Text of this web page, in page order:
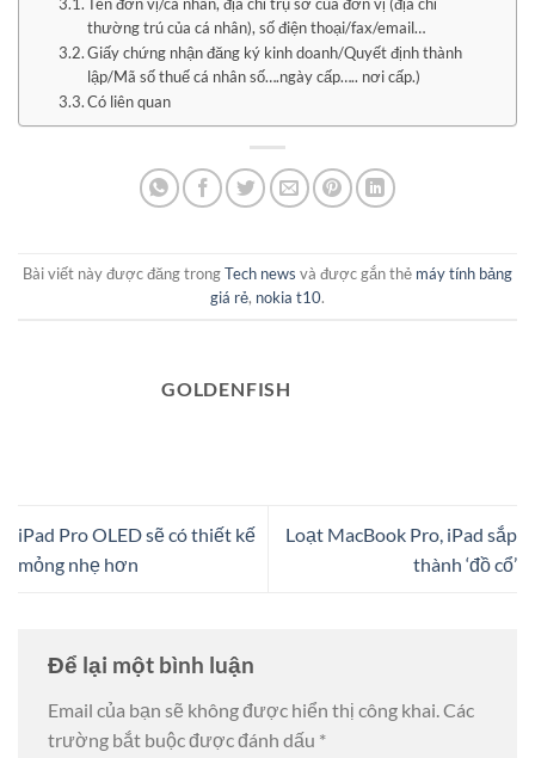
Tên đơn vị/cá nhân, địa chỉ trụ sở của đơn vị (địa chỉ
thường trú của cá nhân), số điện thoại/fax/email…
Giấy chứng nhận đăng ký kinh doanh/Quyết định thành
lập/Mã số thuế cá nhân số….ngày cấp….. nơi cấp.)
Có liên quan
Bài viết này được đăng trongTech news và được gắn thẻ máy tính bảng
giá rẻ, nokia t10.
GOLDENFISH
iPad Pro OLED sẽ có thiết kế
mỏng nhẹ hơn
Loạt MacBook Pro, iPad sắp
thành ‘đồ cổ’
Để lại một bình luận
Email của bạn sẽ không được hiển thị công khai. Các
trường bắt buộc được đánh dấu *